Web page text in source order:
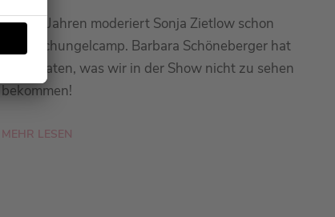
Seit 20 Jahren moderiert Sonja Zietlow schon
das Dschungelcamp. Barbara Schöneberger hat
sie verraten, was wir in der Show nicht zu sehen
bekommen!
MEHR LESEN